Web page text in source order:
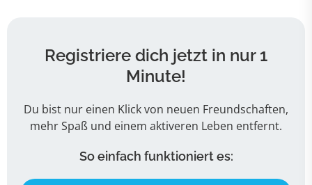
Registriere dich jetzt in nur 1
Minute!
Du bist nur einen Klick von neuen Freundschaften,
mehr Spaß und einem aktiveren Leben entfernt.
So einfach funktioniert es: